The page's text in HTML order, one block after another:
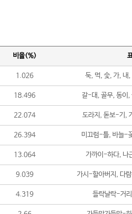
비율(%)
1.026 둑, 먹, 숯, 가, 내
18.496 갈-대, 골무, 동이
22.074 도라지, 돋보-기,
26.394 미끄럼-틀, 바늘-
13.064 가까이-하다, 나
9.039 가시-할아버지, 다
4.319 들락날락-거